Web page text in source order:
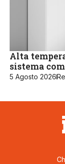
Alta
sistema
5 Agosto 2026